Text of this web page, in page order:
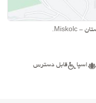
اسپا قابل دسترس